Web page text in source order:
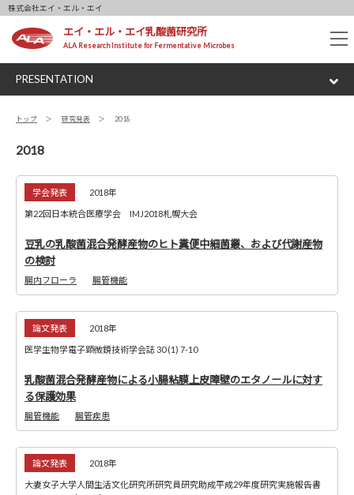
株式会社エイ・エル・エイ
エイ・エル・エイ乳酸菌研究所
ALA Research Institute for Fermentative Microbes
PRESENTATION
トップ 研究発表 2018
2018
学会発表 2018年
第22回日本統合医療学会 IMJ2018札幌大会
豆乳の乳酸菌混合発酵産物のヒト糞便中細菌叢、および代謝産物
の検討
腸内フローラ 腸管機能
論文発表 2018年
医学生物学電子顕微鏡技術学会誌 30 (1) 7-10
乳酸菌混合発酵産物による小腸粘膜上皮障壁のエタノールに対す
る保護効果
腸管機能 腸管疾患
論文発表 2018年
大妻女子大学人間生活文化研究所研究員研究助成平成29年度研究実施報告書